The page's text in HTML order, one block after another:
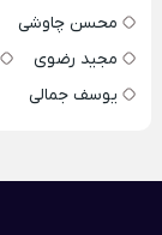
محسن چاوشی
مجید رضوی
یوسف جمالی